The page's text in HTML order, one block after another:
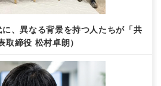
、異なる背景を持つ人たちが「共
取締役 松村卓朗）